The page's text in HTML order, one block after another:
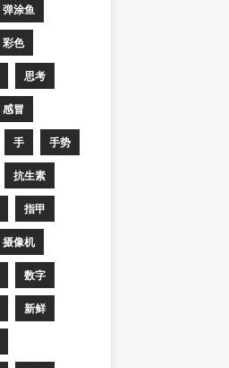
弹涂鱼
彩色
思考
感冒
手 手势
抗生素
指甲
摄像机
数字
新鲜